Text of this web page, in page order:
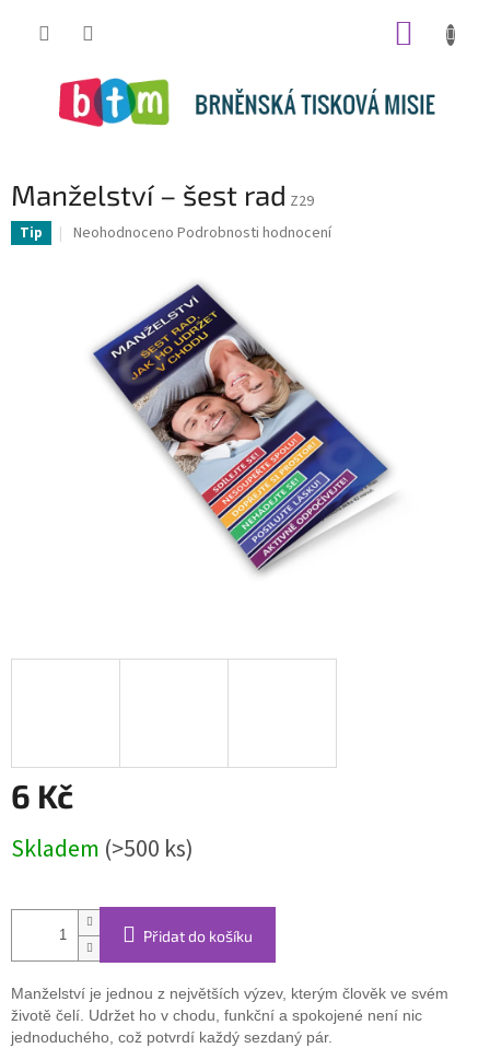
Manželství – šest rad Z29
Tip
Průměrné
hvězdiček.
Neohodnoceno Podrobnosti hodnocení
6 Kč
cena:
Skladem (>500 ks)
Přidat do košíku
Manželství je jednou z největších výzev, kterým člověk ve svém
životě čelí. Udržet ho v chodu, funkční a spokojené není nic
jednoduchého, což potvrdí každý sezdaný pár.